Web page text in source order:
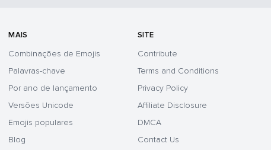
MAIS
Combinações de Emojis
Palavras-chave
Por ano de lançamento
Versões Unicode
Emojis populares
Blog
SITE
Contribute
Terms and Conditions
Privacy Policy
Affiliate Disclosure
DMCA
Contact Us